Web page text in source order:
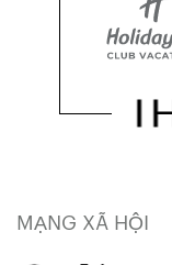
MẠNG XÃ HỘI